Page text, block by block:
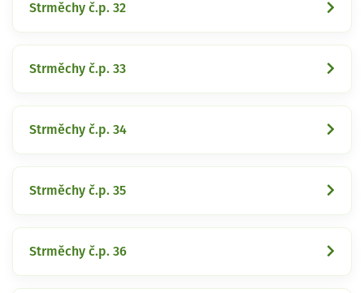
Strměchy č.p. 32
Strměchy č.p. 33
Strměchy č.p. 34
Strměchy č.p. 35
Strměchy č.p. 36